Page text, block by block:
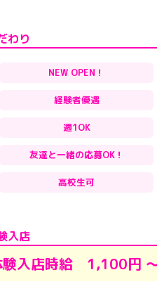
わり
NEW OPEN！
経験者優遇
週1OK
友達と一緒の応募OK！
高校生可
入店
験入店時給 1,100円